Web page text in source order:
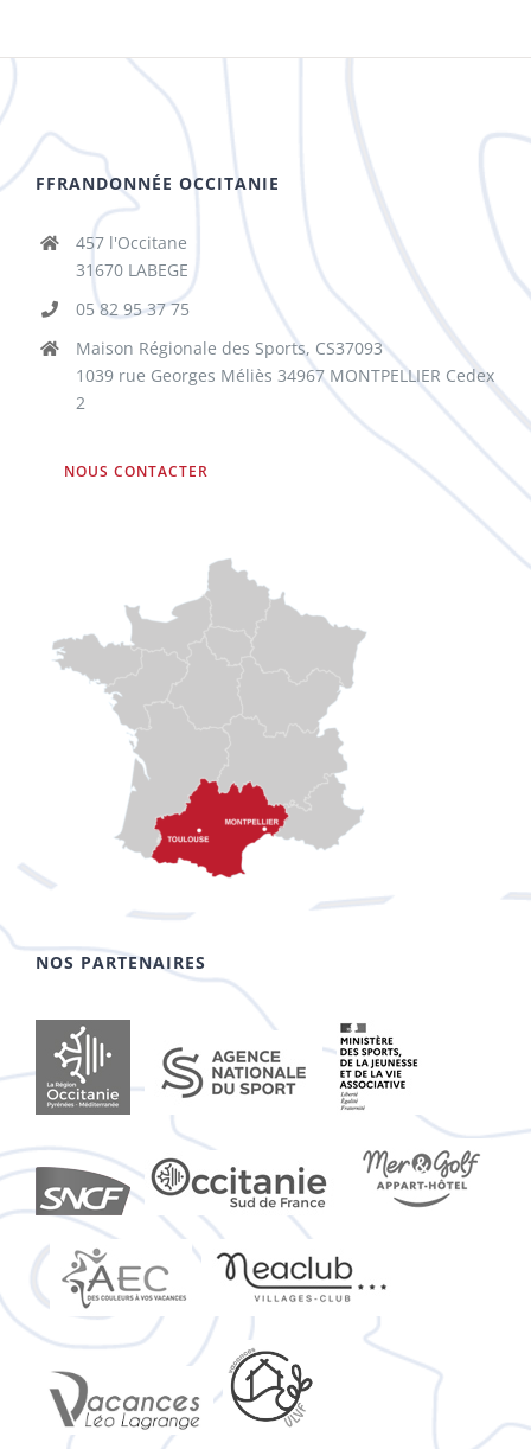
FFRANDONNÉE OCCITANIE
457 l'Occitane
31670 LABEGE
05 82 95 37 75
Maison Régionale des Sports, CS37093
1039 rue Georges Méliès 34967 MONTPELLIER Cedex
2
NOUS CONTACTER
NOS PARTENAIRES